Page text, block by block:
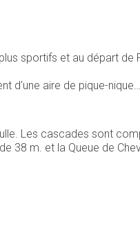
sportifs et au départ
d'une aire de pique-nique…
Les cascades sont
38 m. et la Queue de